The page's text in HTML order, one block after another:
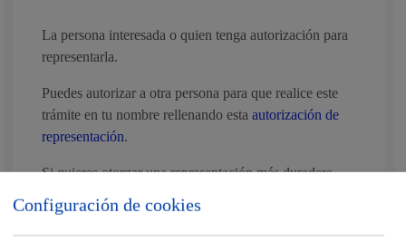
La persona interesada o quien tenga autorización para
representarla.
Puedes autorizar a otra persona para que realice este
trámite en tu nombre rellenando estaautorización de
representación.
Si quieres otorgar una representación más duradera
puedes hacerlo en el
registro de representantes
Configuración de cookies